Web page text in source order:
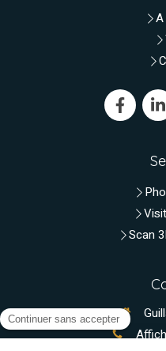
Scan